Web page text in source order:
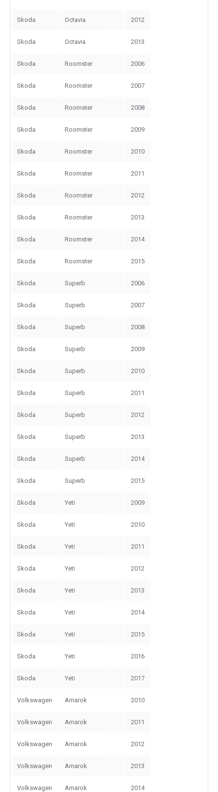
Skoda Octavia 2012
Skoda Octavia 2013
Skoda Roomster 2006
Skoda Roomster 2007
Skoda Roomster 2008
Skoda Roomster 2009
Skoda Roomster 2010
Skoda Roomster 2011
Skoda Roomster 2012
Skoda Roomster 2013
Skoda Roomster 2014
Skoda Roomster 2015
Skoda Superb 2006
Skoda Superb 2007
Skoda Superb 2008
Skoda Superb 2009
Skoda Superb 2010
Skoda Superb 2011
Skoda Superb 2012
Skoda Superb 2013
Skoda Superb 2014
Skoda Superb 2015
Skoda Yeti 2009
Skoda Yeti 2010
Skoda Yeti 2011
Skoda Yeti 2012
Skoda Yeti 2013
Skoda Yeti 2014
Skoda Yeti 2015
Skoda Yeti 2016
Skoda Yeti 2017
Volkswagen Amarok 2010
Volkswagen Amarok 2011
Volkswagen Amarok 2012
Volkswagen Amarok 2013
Volkswagen Amarok 2014